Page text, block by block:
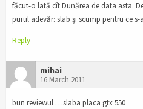
făcut-o lată cît Dunărea de data asta.
purul adevăr: slab şi scump pentru ce s-
Reply
mihai
16 March 2011
bun reviewul …slaba placa gtx 550